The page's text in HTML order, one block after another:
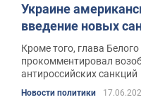
Украине
введение новых
РФ
Кроме того, глава
прокомментировал
антироссийских санкций
Новости политики